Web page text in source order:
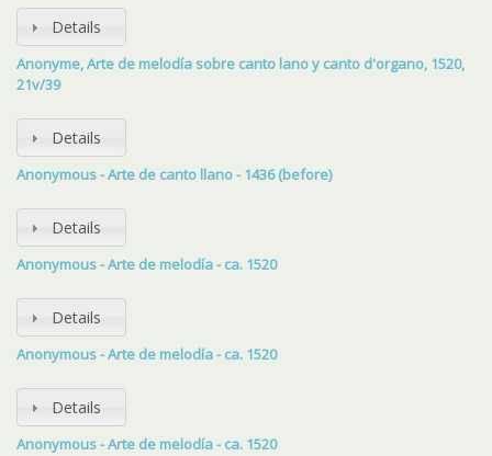
Details
Anonyme, Arte de melodía sobre canto lano y canto d'organo, 1520,
21v/39
Details
Anonymous - Arte de canto llano - 1436 (before)
Details
Anonymous - Arte de melodía - ca. 1520
Details
Anonymous - Arte de melodía - ca. 1520
Details
Anonymous - Arte de melodía - ca. 1520